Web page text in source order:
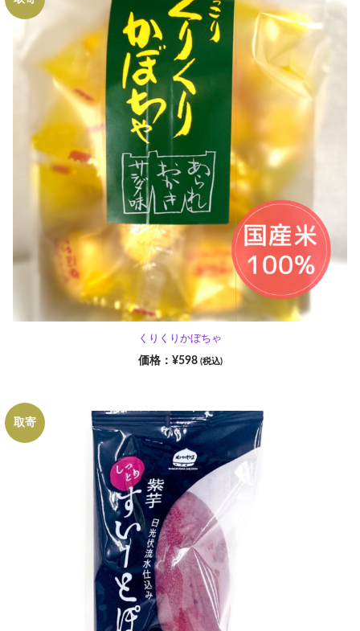
くりくりかぼちゃ
¥598 (税込)
取寄